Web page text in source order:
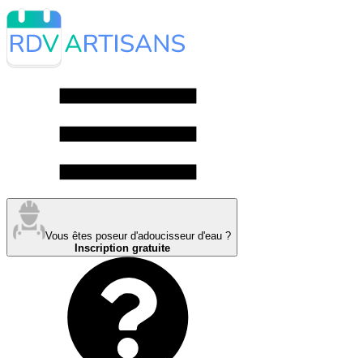
Vous êtes poseur d'adoucisseur d'eau ?
Inscription gratuite